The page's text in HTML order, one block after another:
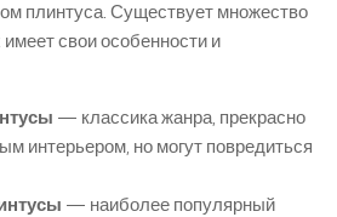
плинтуса. Существует множество
свои особенности и
— классика жанра, прекрасно
интерьером, но могут повредиться
— наиболее популярный